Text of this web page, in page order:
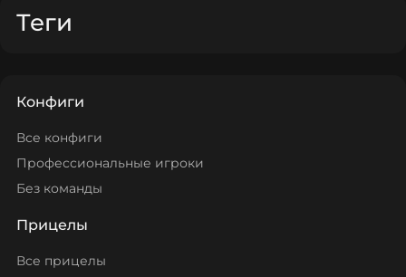
Теги
Конфиги
Все конфиги
Профессиональные игроки
Без команды
Прицелы
Все прицелы